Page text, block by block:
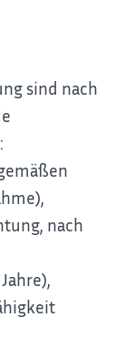
sind nach
nach